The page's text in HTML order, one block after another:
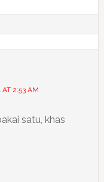
2:53 AM
satu, khas